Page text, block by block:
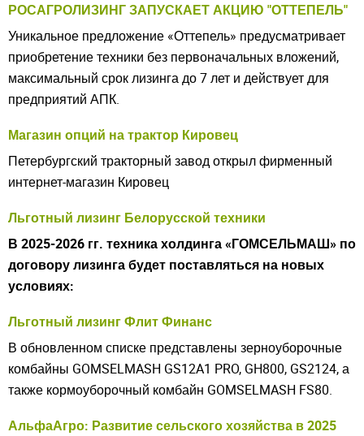
РОСАГРОЛИЗИНГ ЗАПУСКАЕТ АКЦИЮ "ОТТЕПЕЛЬ"
Уникальное предложение «Оттепель» предусматривает
приобретение техники без первоначальных вложений,
максимальный срок лизинга до 7 лет и действует для
предприятий АПК.
Магазин опций на трактор Кировец
Петербургский тракторный завод открыл фирменный
интернет-магазин Кировец
Льготный лизинг Белорусской техники
В 2025-2026 гг. техника холдинга «ГОМСЕЛЬМАШ» по
договору лизинга будет поставляться на новых
условиях:
Льготный лизинг Флит Финанс
В обновленном списке представлены зерноуборочные
комбайны GOMSELMASH GS12A1 PRO, GH800, GS2124, а
также кормоуборочный комбайн GOMSELMASH FS80.
АльфаАгро: Развитие сельского хозяйства в 2025
Закрыть окно